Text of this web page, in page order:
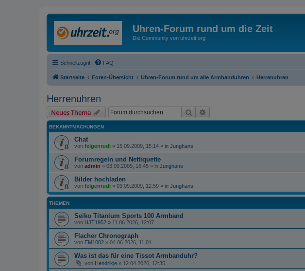
Uhren-Forum rund um die Zeit
Die Community von uhrzeit.org
Schnellzugriff FAQ
Startseite Foren-Übersicht Uhren-Forum rund um alle Armbanduhren Herrenuhren
Herrenuhren
Neues Thema Suche
BEKANNTMACHUNGEN
Chat
von felgenrudi » 15.09.2009, 15:14 » in Junghans
Forumregeln und Nettiquette
von admin » 03.09.2009, 16:45 » in Junghans
Bilder hochladen
von felgenrudi » 03.09.2009, 12:59 » in Junghans
THEMEN
Seiko Titanium Sports 100 Armband
von HJT1952 » 11.06.2026, 12:07
Flacher Chronograph
von EM1002 » 04.06.2026, 11:01
Was ist das für eine Tissot Armbanduhr?
von Hendrikje » 12.04.2026, 12:35